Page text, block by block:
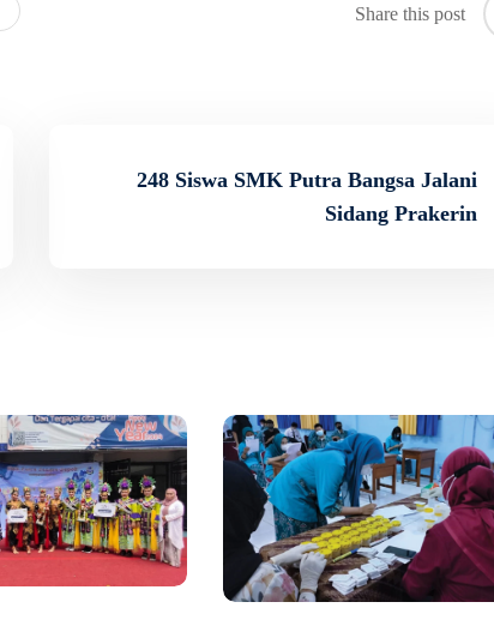
Share this post
248 Siswa SMK Putra Bangsa Jalani
Sidang Prakerin